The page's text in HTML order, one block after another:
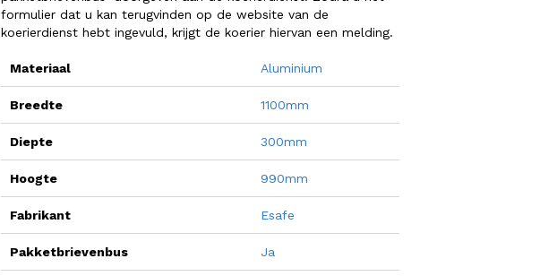
formulier dat u kan terugvinden op de website van de
koerierdienst hebt ingevuld, krijgt de koerier hiervan een melding.
Materiaal Aluminium
Breedte 1100mm
Diepte 300mm
Hoogte 990mm
Fabrikant Esafe
Pakketbrievenbus Ja